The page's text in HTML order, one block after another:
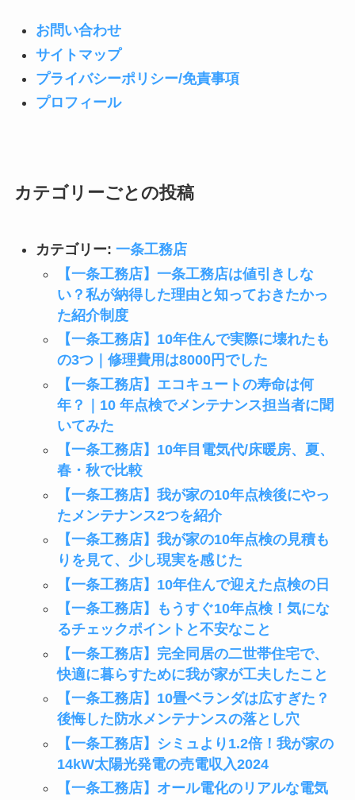
お問い合わせ
サイトマップ
プライバシーポリシー/免責事項
プロフィール
カテゴリーごとの投稿
カテゴリー: 一条工務店
【一条工務店】一条工務店は値引きしな
い？私が納得した理由と知っておきたかっ
た紹介制度
【一条工務店】10年住んで実際に壊れたも
の3つ｜修理費用は8000円でした
【一条工務店】エコキュートの寿命は何
年？｜10 年点検でメンテナンス担当者に聞
いてみた
【一条工務店】10年目電気代/床暖房、夏、
春・秋で比較
【一条工務店】我が家の10年点検後にやっ
たメンテナンス2つを紹介
【一条工務店】我が家の10年点検の見積も
りを見て、少し現実を感じた
【一条工務店】10年住んで迎えた点検の日
【一条工務店】もうすぐ10年点検！気にな
るチェックポイントと不安なこと
【一条工務店】完全同居の二世帯住宅で、
快適に暮らすために我が家が工夫したこと
【一条工務店】10畳ベランダは広すぎた？
後悔した防水メンテナンスの落とし穴
【一条工務店】シミュより1.2倍！我が家の
14kW太陽光発電の売電収入2024
【一条工務店】オール電化のリアルな電気